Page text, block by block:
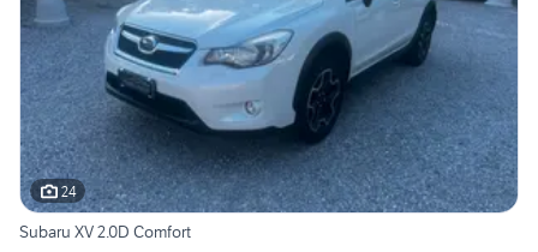
24
Subaru XV 2.0D Comfort